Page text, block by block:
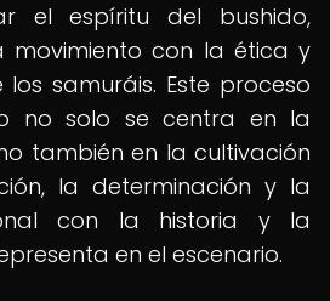
el espíritu del bushido,
movimiento con la ética y
samuráis. Este proceso
no solo se centra en la
también en la cultivación
la determinación y la
con la historia y la
en el escenario.